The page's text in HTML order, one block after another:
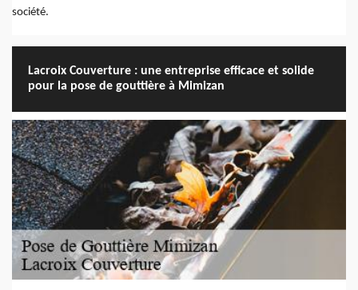
société.
Lacroix Couverture : une entreprise efficace et solide
pour la pose de gouttière à Mimizan